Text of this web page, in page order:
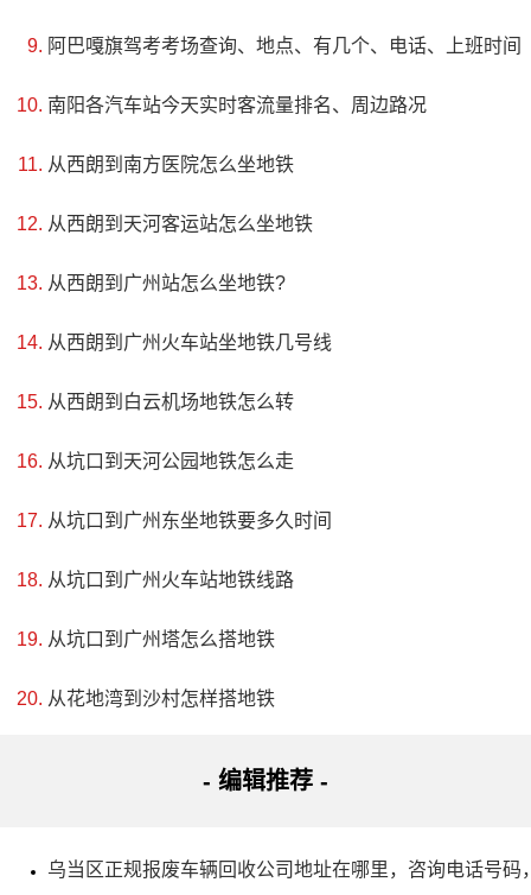
200米
大埔客家民俗文化村张弼士故居距离大埔县城17公里，
是中国葡萄酒之父、张裕酿酒公司创始人张弼士的故居。整
围龙屋，规模宏伟，雕梁画栋，气派非凡。厨房、厕所等附
客家美食文化街，让游客能感受中国传统建筑艺术的独特魅
阿巴嘎旗驾考考场查询、地点、有几个、电话、上班时间
南阳各汽车站今天实时客流量排名、周边路况
从西朗到南方医院怎么坐地铁
从西朗到天河客运站怎么坐地铁
从西朗到广州站怎么坐地铁?
从西朗到广州火车站坐地铁几号线
从西朗到白云机场地铁怎么转
从坑口到天河公园地铁怎么走
从坑口到广州东坐地铁要多久时间
从坑口到广州火车站地铁线路
从坑口到广州塔怎么搭地铁
从花地湾到沙村怎样搭地铁
- 编辑推荐 -
乌当区正规报废车辆回收公司地址在哪里，咨询电话号码